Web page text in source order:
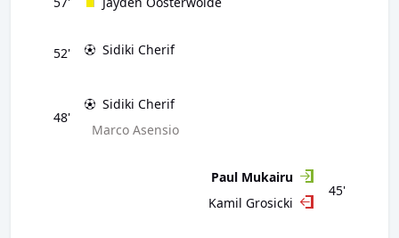
52' Sidiki Cherif
48'
Sidiki Cherif
Marco Asensio
45'
Paul Mukairu
Kamil Grosicki